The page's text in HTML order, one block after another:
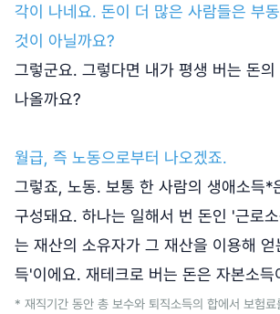
각이 나네요. 돈이 더 많은 사람들은 부
것이 아닐까요?
그렇군요. 그렇다면 내가 평생 버는 돈의
나올까요?
월급, 즉 노동으로부터 나오겠죠.
그렇죠, 노동. 보통 한 사람의 생애소득*
구성돼요. 하나는 일해서 번 돈인 '근로
는 재산의 소유자가 그 재산을 이용해
득'이에요. 재테크로 버는 돈은 자본소득
* 재직기간 동안 총 보수와 퇴직소득의 합에서 보험료